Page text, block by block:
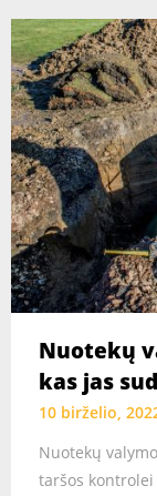
Nuotekų
kas jas
10 birželio,
Nuotekų
taršos